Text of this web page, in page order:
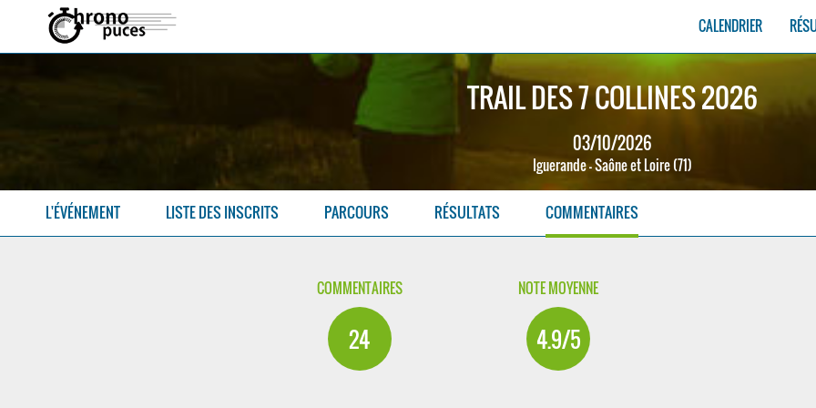
CALENDRIER
TRAIL DES 7 COLLINES 2026
03/10/2026
Iguerande - Saône et Loire (71)
L'ÉVÉNEMENT LISTE DES INSCRITS PARCOURS RÉSULTATS COMMENTAIRES
COMMENTAIRES
24
NOTE MOYENNE
4.9/5